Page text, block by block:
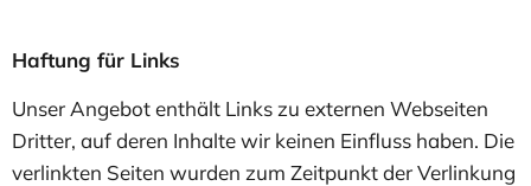
Haftung für Links
Unser Angebot enthält Links zu externen Webseiten
Dritter, auf deren Inhalte wir keinen Einfluss haben. Die
verlinkten Seiten wurden zum Zeitpunkt der Verlinkung